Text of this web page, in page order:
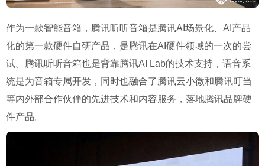
作为一款智能音箱，腾讯听听音箱是腾讯AI场景化、AI产品
化的第一款硬件自研产品，是腾讯在AI硬件领域的一次的尝
试。腾讯听听音箱也是背靠腾讯AI Lab的技术支持，语音系
统是为音箱专属开发，同时也融合了腾讯云小微和腾讯叮当
等内外部合作伙伴的先进技术和内容服务，落地腾讯品牌硬
件产品。